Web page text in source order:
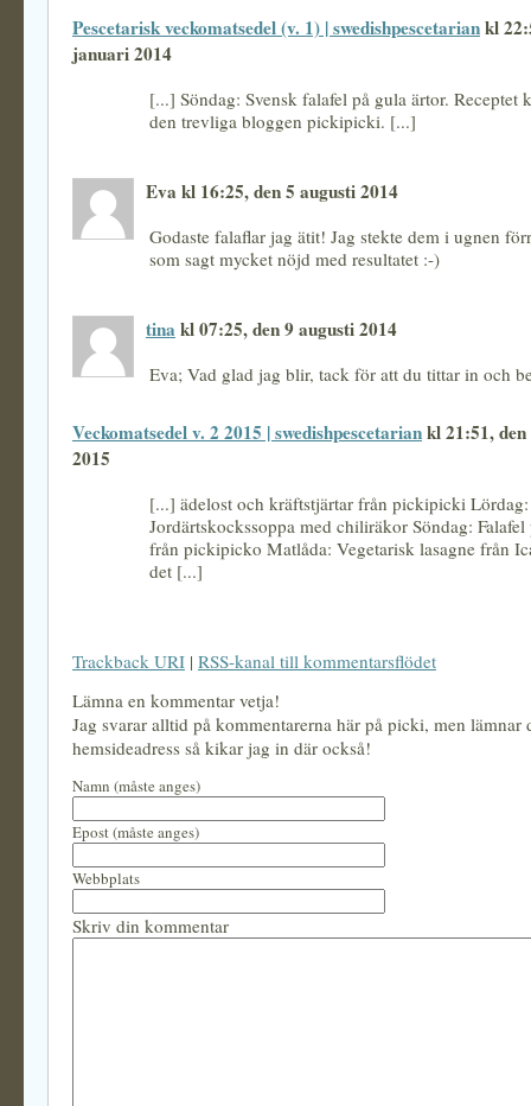
Pescetarisk veckomatsedel (v. 1) | swedishpescetariankl
januari 2014
[...] Söndag: Svensk falafel på gula ärtor. Receptet
den trevliga bloggen pickipicki. [...]
Eva kl 16:25, den 5 augusti 2014
Godaste falaflar jag ätit! Jag stekte dem i ugnen
som sagt mycket nöjd med resultatet :-)
tina kl 07:25, den 9 augusti 2014
Eva; Vad glad jag blir, tack för att du tittar in och
Veckomatsedel v. 2 2015 | swedishpescetariankl 21:51,
2015
[...] ädelost och kräftstjärtar från pickipicki Lördag:
Jordärtskockssoppa med chiliräkor Söndag:
från pickipicko Matlåda: Vegetarisk lasagne från
det [...]
Trackback URI | RSS-kanal till kommentarsflödet
Lämna en kommentar vetja!
Jag svarar alltid på kommentarerna här på picki, men lämnar
hemsideadress så kikar jag in där också!
Namn (måste anges)
Epost (måste anges)
Webbplats
Skriv din kommentar